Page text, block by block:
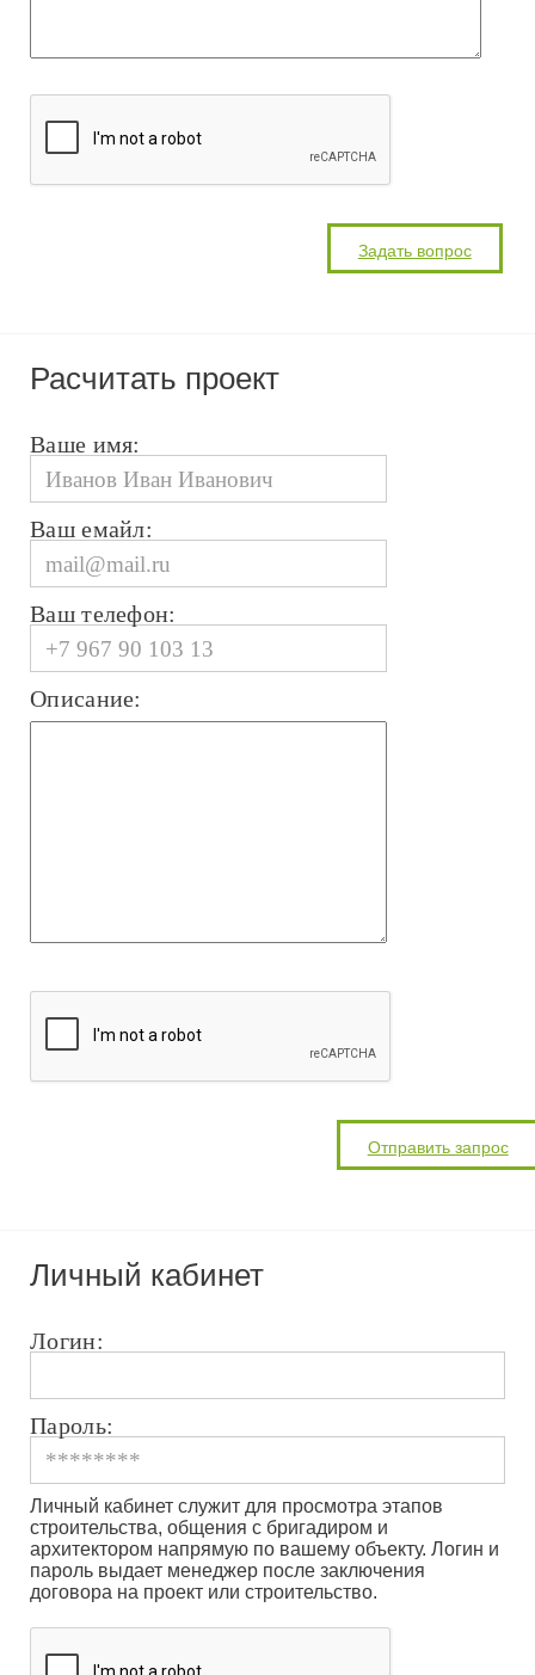
Расчитать проект
Ваше имя:
Ваш емайл:
Ваш телефон:
Описание:
Личный кабинет
Логин:
Пароль:
Личный кабинет служит для просмотра этапов
строительства, общения с бригадиром и
архитектором напрямую по вашему объекту. Логин и
пароль выдает менеджер после заключения
договора на проект или строительство.